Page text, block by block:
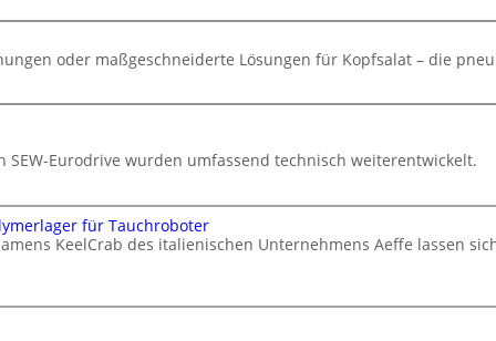
oder maßgeschneiderte Lösungen für Kopfsalat – die
SEW-Eurodrive wurden umfassend technisch weiterentwickelt.
für Tauchroboter
KeelCrab des italienischen Unternehmens Aeffe lassen